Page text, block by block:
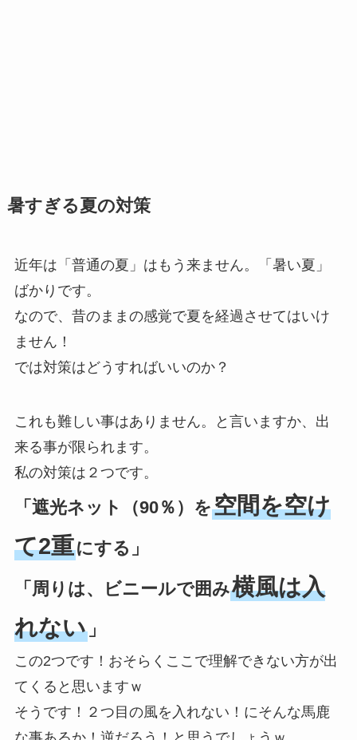
暑すぎる夏の対策
近年は「普通の夏」はもう来ません。「暑い夏」
ばかりです。
なので、昔のままの感覚で夏を経過させてはいけ
ません！
では対策はどうすればいいのか？
これも難しい事はありません。と言いますか、出
来る事が限られます。
私の対策は２つです。
「遮光ネット（90％）を空間を空け
て2重にする」
「周りは、ビニールで囲み横風は入
れない」
この2つです！おそらくここで理解できない方が出
てくると思いますｗ
そうです！２つ目の風を入れない！にそんな馬鹿